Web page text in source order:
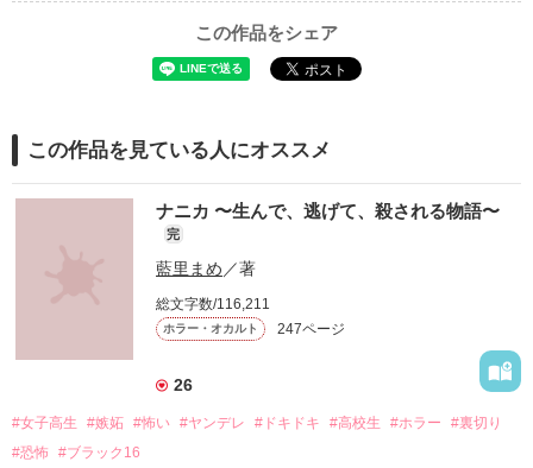
この作品をシェア
この作品を見ている人にオススメ
ナニカ 〜生んで、逃げて、殺される物語〜
完
藍里まめ ／著
総文字数/116,211
ホラー・オカルト 247ページ
26
#女子高生 #嫉妬 #怖い #ヤンデレ #ドキドキ #高校生 #ホラー
#裏切り
#恐怖
#ブラック16